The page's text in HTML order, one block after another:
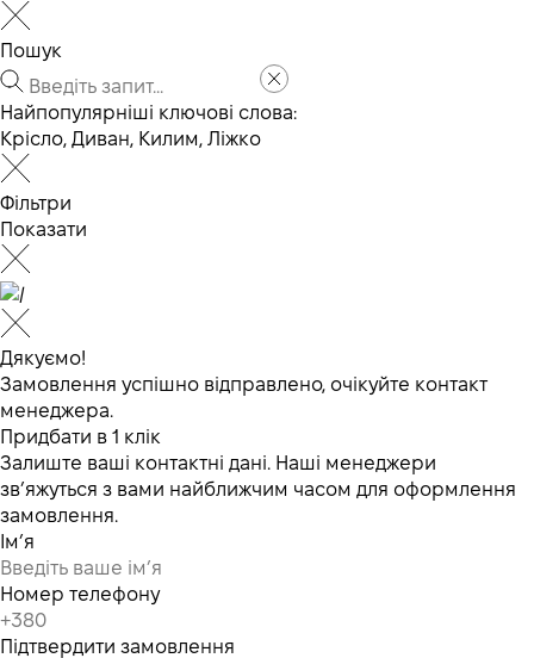
Пошук
Найпопулярніші ключові слова:
Крісло, Диван, Килим, Ліжко
Фільтри
Показати
Дякуємо!
Замовлення успішно відправлено, очікуйте контакт
менеджера.
Придбати в 1 клік
Залиште ваші контактні дані. Наші менеджери
зв’яжуться з вами найближчим часом для оформлення
замовлення.
Ім’я
Номер телефону
Підтвердити замовлення